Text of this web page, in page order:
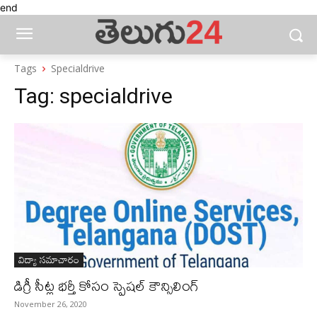
end
Tags Specialdrive
Tag: specialdrive
విద్యా సమాచారం
డిగ్రీ సీట్ల భర్తీ కోసం స్పెషల్‌ కౌన్సిలింగ్‌
November 26, 2020